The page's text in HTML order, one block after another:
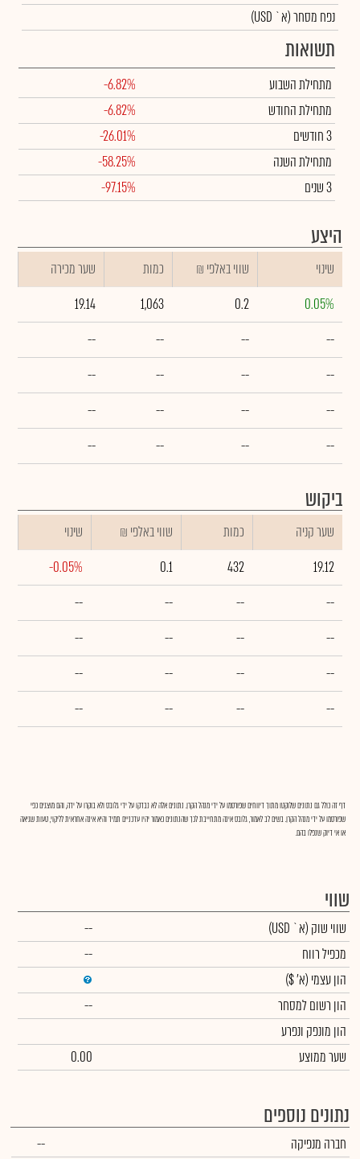
נפח מסחר(א` USD)
תשואות
מתחילת השבוע
-6.82%
מתחילת החודש
-6.82%
3 חודשים
-26.01%
מתחילת השנה
-58.25%
3 שנים
-97.15%
היצע
שינוי ₪ שווי באלפי כמות
שער מכירה
0.05%
0.2
1,063
19.14
--
--
--
--
--
--
--
--
--
--
--
--
--
--
--
--
ביקוש
שער קניה כמות ₪ שווי באלפי
שינוי
19.12
432
0.1
-0.05%
--
--
--
--
--
--
--
--
--
--
--
--
--
--
--
--
דף זה כולל גם נתונים שלוקטו מתוך דיווחים שפורסמו על ידי מנהל הקרן. נתונים אלה לא נבדקו על ידי גלובס ולא בוקרו על ידה, והם מוצגים כפי
שפורסמו על ידי מנהל הקרן. בשים לב לאמור, גלובס אינה מתחייבת לכך שהנתונים כאמור יהיו עדכניים תמיד והיא אינה אחראית לליקוי, טעות שגיאה
או אי דיוק שנפלו בהם.
שווי
שווי שוק (א` USD)
--
מכפיל רווח
--
הון עצמי (א' $)
הון רשום למסחר
--
הון מונפק ונפרע
שער ממוצע
0.00
נתונים נוספים
חברה מנפיקה
--